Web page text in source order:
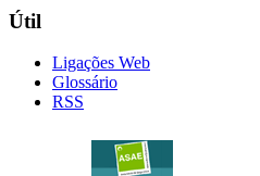
Útil
Ligações Web
Glossário
RSS